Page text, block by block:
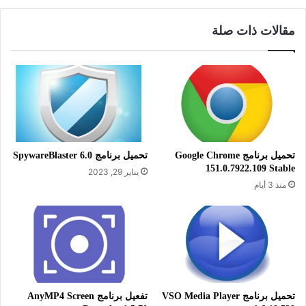
معلومات تقنية عن البرنامج:
العنوان: Wise Force Deleter 1.5.3.54
اسم الملف: WFDSetup_1.5.3.54.exe
حجم الملف: 4.44 ميجابايت
الإصدار: 1.5.3.54
تاريخ التحديث : 30 يوليو 2020
متطلبات التشغيل: يدعم جميع إصدارات
ويندوز
الترخيص: مجاني
المطور:
Wise Cleaner
الموقع: www.wisecleaner.com
التصنيف: تطبيقات ويندوز، ضبط النظام،
إلغاء تثبيت البرامج.
مقالات ذات صلة
تحميل برنامج Google Chrome
151.0.7922.109 Stable
منذ 3 أيام
تحميل برنامج SpywareBlaster 6.0
يناير 29, 2023
تحميل برنامج VSO Media Player
تفعيل برنامج AnyMP4 Screen